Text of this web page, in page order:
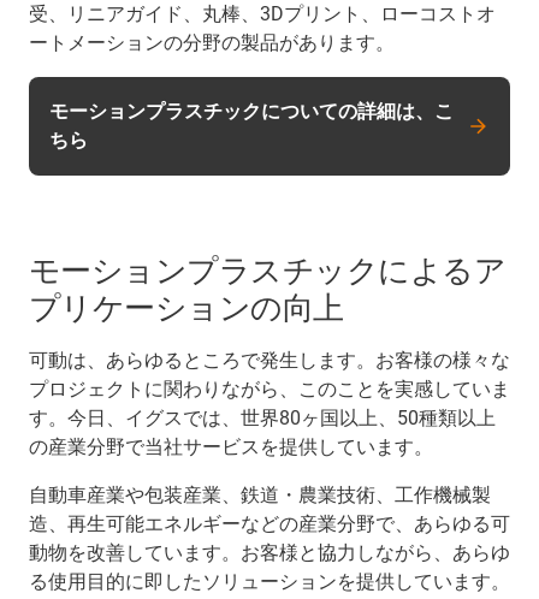
受、リニアガイド、丸棒、3Dプリント、ローコストオ
ートメーションの分野の製品があります。
モーションプラスチックについての詳細は、こ
ちら
モーションプラスチックによるア
プリケーションの向上
可動は、あらゆるところで発生します。お客様の様々な
プロジェクトに関わりながら、このことを実感していま
す。今日、イグスでは、世界80ヶ国以上、50種類以上
の産業分野で当社サービスを提供しています。
自動車産業や包装産業、鉄道・農業技術、工作機械製
造、再生可能エネルギーなどの産業分野で、あらゆる可
動物を改善しています。お客様と協力しながら、あらゆ
る使用目的に即したソリューションを提供しています。